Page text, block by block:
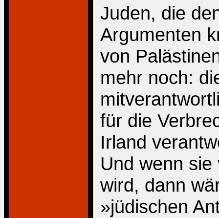
Juden, die
Argumenten
von
mehr noch:
für die
Irland
Und wenn
wird, dann
»jüdischen